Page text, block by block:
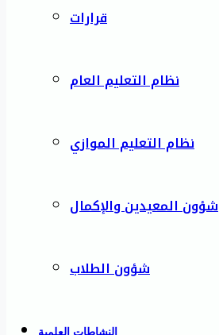
قرارات
نظام التعليم العام
نظام التعليم الموازي
شؤون المعيدين والإكمال
شؤون الطلاب
النشاطات العلمية